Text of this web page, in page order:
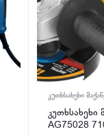
კუთხსახეხი
კუთხსახეხი
AG75028